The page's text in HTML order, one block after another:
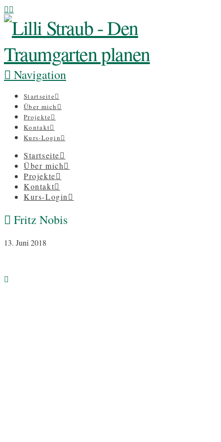
Navigation
Startseite
Über mich
Projekte
Kontakt
Kurs-Login
Startseite
Über mich
Projekte
Kontakt
Kurs-Login
Fritz Nobis
13. Juni 2018